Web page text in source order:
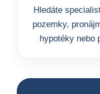
Hledáte
pozemky,
hypotéky nebo